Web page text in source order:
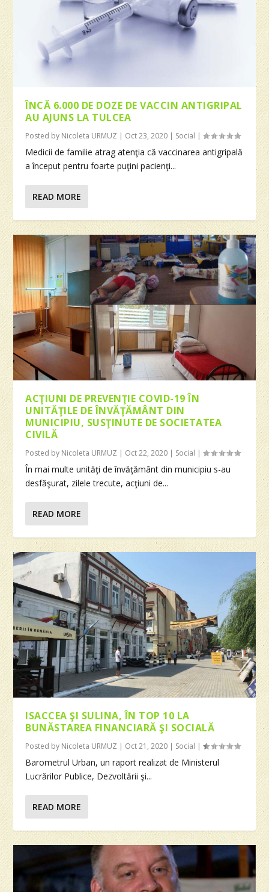
ÎNCĂ 6.000 DE DOZE DE VACCIN ANTIGRIPAL
AU AJUNS LA TULCEA
Posted by Nicoleta URMUZ | Oct 23, 2020 | Social |
Medicii de familie atrag atenţia că vaccinarea antigripală
a început pentru foarte puţini pacienţi...
READ MORE
ACŢIUNI DE PREVENŢIE COVID-19 ÎN
UNITĂŢILE DE ÎNVĂŢĂMÂNT DIN
MUNICIPIU, SUSŢINUTE DE SOCIETATEA
CIVILĂ
Posted by Nicoleta URMUZ | Oct 22, 2020 | Social |
În mai multe unităţi de învăţământ din municipiu s-au
desfăşurat, zilele trecute, acţiuni de...
READ MORE
ISACCEA ŞI SULINA, ÎN TOP 10 LA
BUNĂSTAREA FINANCIARĂ ŞI SOCIALĂ
Posted by Nicoleta URMUZ | Oct 21, 2020 | Social |
Barometrul Urban, un raport realizat de Ministerul
Lucrărilor Publice, Dezvoltării şi...
READ MORE